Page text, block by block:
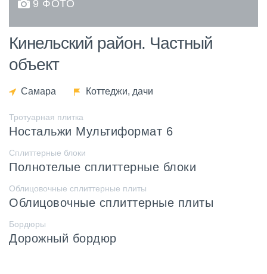
9 ФОТО
Кинельский район. Частный
объект
Самара Коттеджи, дачи
Тротуарная плитка
Ностальжи Мультиформат 6
Сплиттерные блоки
Полнотелые сплиттерные блоки
Облицовочные сплиттерные плиты
Облицовочные сплиттерные плиты
Бордюры
Дорожный бордюр